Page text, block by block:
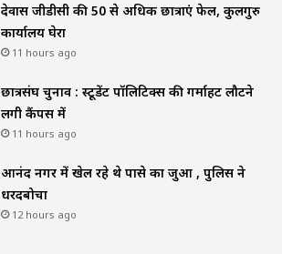
देवास जीडीसी की 50 से अधिक छात्राएं फेल, कुलगुरु
कार्यालय घेरा
11 hours ago
छात्रसंघ चुनाव : स्टूडेंट पॉलिटिक्स की गर्माहट लौटने
लगी कैंपस में
11 hours ago
आनंद नगर में खेल रहे थे पासे का जुआ , पुलिस ने
धरदबोचा
12 hours ago